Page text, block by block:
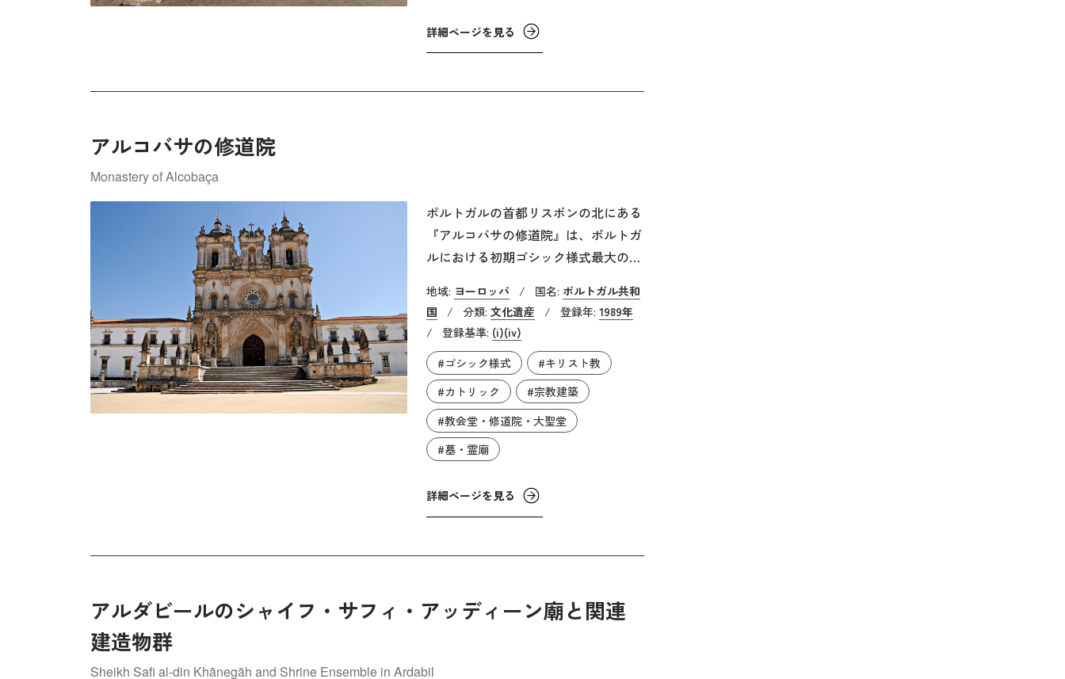
物や植物素材で作られた道具や、骨や
貝で作られたシンプルな器具が発見さ
を集中的に活用するためのものであ
詳細ページを見る
アルコバサの修道院
Monastery of Alcobaça
ポルトガルの首都リスボンの北にある
『アルコバサの修道院』は、ポルトガ
ルにおける初期ゴシック様式最大のシ
ル初代国王に即位したアフォンソ1世
は、1152年にはアルコバサ周辺の開拓
を委任する形で、シトー会へ一帯の土
地を譲渡します。これには、当時キリ
スト教世界で力をつけ始めたシトー会
の聖ベルナールから支援を得たいとい
うアフォンソ1世の目論見があったと
言われています。修道院の建設は1178
地域: ヨーロッパ / 国名: ポルトガル共和
国
/ 分類: 文化遺産 / 登録年: 1989年
/
登録基準: (i)(iv)
#ゴシック様式
#キリスト教
#カトリック
#宗教建築
#教会堂・修道院・大聖堂
#墓・霊廟
詳細ページを見る
アルダビールのシャイフ・サフィ・アッディーン廟と関連
建造物群
Sheikh Safi al-din Khānegāh and Shrine Ensemble in Ardabil